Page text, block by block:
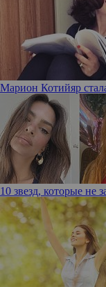
Марион Котийяр
10 звезд, которые не